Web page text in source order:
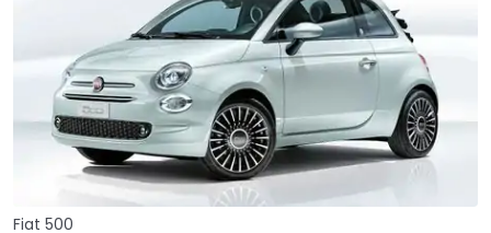
Fiat 500